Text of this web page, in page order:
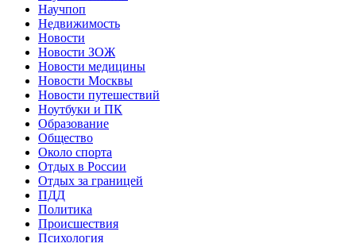
Научпоп
Недвижимость
Новости
Новости ЗОЖ
Новости медицины
Новости Москвы
Новости путешествий
Ноутбуки и ПК
Образование
Общество
Около спорта
Отдых в России
Отдых за границей
ПДД
Политика
Происшествия
Психология